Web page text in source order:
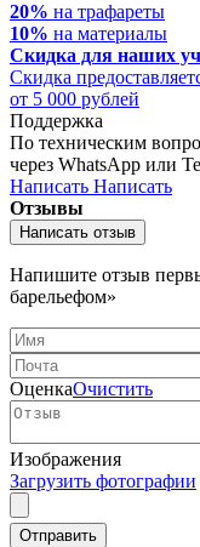
20% на трафареты
10% на материалы
Скидка для наших
Cкидка
от 5 000 рублей
Поддержка
По техническим
через WhatsApp или
Написать Написать
Отзывы
Написать отзыв
Напишите отзыв
барельефом»
ОценкаОчистить
Изображения
Загрузить фотографии